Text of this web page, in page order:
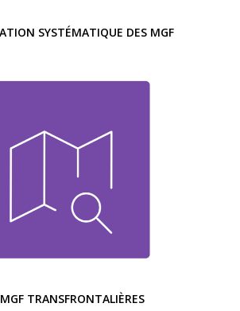
SYSTÉMATIQUE DES MGF
TRANSFRONTALIÈRES